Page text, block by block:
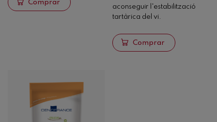
Comprar
aconseguir l'estabilització
tartàrica del vi.
Comprar